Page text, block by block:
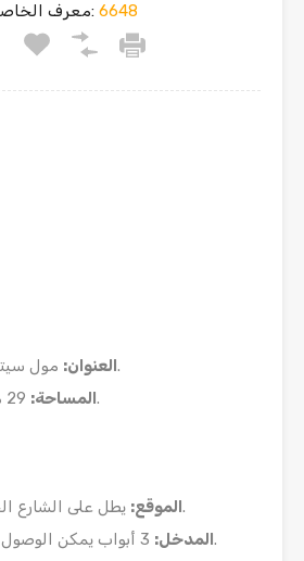
معرف الخاصية:6648
العنوان:
مول سيتي ستار، 6 أكتوبر.
المساحة: 29 م² (محل خلفي).
الموقع:
يطل على الشارع الخلفي والحديقة.
المدخل: 3 أبواب يمكن الوصول إليها بالسيارات.